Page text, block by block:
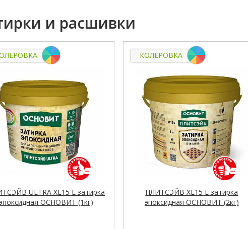
и расшивки
ULTRA XE15 Е затирка
ОСНОВИТ (1кг)
КОЛЕРОВКА
ПЛИТСЭЙВ XE15 Е затирка
эпоксидная ОСНОВИТ (2кг)